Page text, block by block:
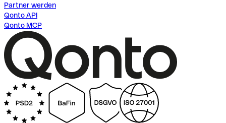
Partner werden
Qonto API
Qonto MCP